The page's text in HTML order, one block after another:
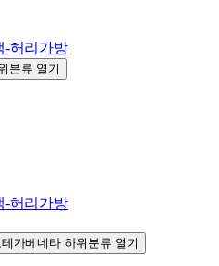
-허리가방
분류 열기
-허리가방
테가베네타 하위분류 열기